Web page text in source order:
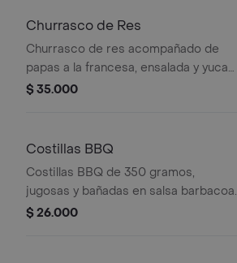
Churrasco de Res
Churrasco de res acompañado de
papas a la francesa, ensalada y yuca
frita.
$ 35.000
Costillas BBQ
Costillas BBQ de 350 gramos,
jugosas y bañadas en salsa barbacoa.
$ 26.000